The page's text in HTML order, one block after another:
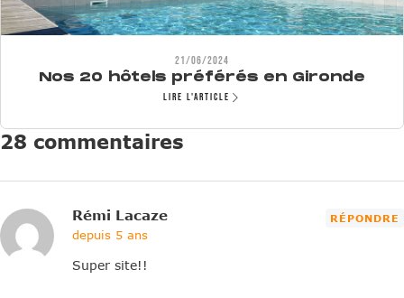
21/06/2024
Nos 20 hôtels préférés en Gironde
Lire l'article
28 commentaires
Rémi Lacaze
depuis 5 ans
RÉPONDRE
Super site!!